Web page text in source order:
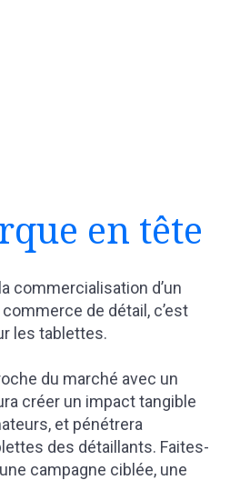
en tête
commercialisation d’un
de détail, c’est
les tablettes.
du marché avec un
créer un impact tangible
et pénétrera
des détaillants. Faites-
campagne ciblée, une